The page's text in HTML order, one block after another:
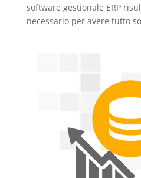
software gestionale ERP
necessario per avere tutto